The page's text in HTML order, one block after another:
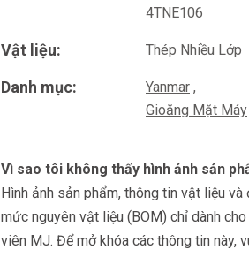
4TNE106
Vật liệu: Thép Nhiều Lớp
Danh mục:
Yanmar
Gioăng Mặt Máy
Vì sao tôi không thấy hình ảnh sản
Hình ảnh sản phẩm, thông tin vật liệu và
mức nguyên vật liệu (BOM) chỉ dành cho
viên MJ. Để mở khóa các thông tin này,